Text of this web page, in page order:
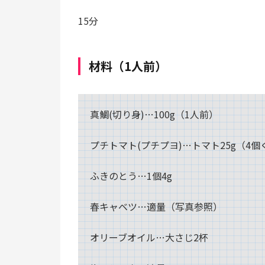
15分
材料（1人前）
真鯛(切り身)…100g（1人前）
プチトマト(プチプヨ)…トマト25g（4個
ふきのとう…1個4g
春キャベツ…適量（写真参照）
オリーブオイル…大さじ2杯